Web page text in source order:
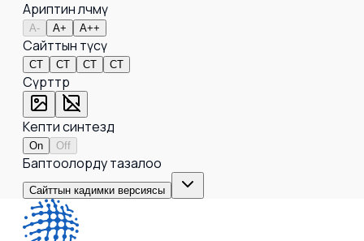
Ариптин өлчөмү
A- A+ A++
Сайттын түсү
СТ СТ СТ СТ
Сүрөттөр
Кепти синтездөө
On Off
Баптоолорду тазалоо
Сайттын кадимки версиясы